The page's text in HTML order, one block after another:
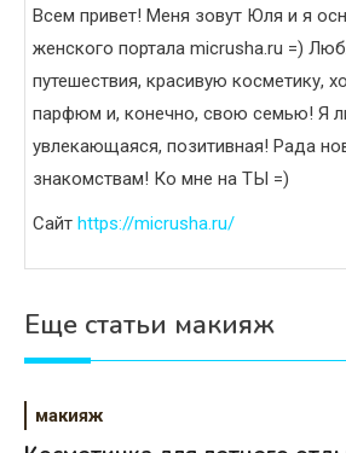
Всем привет! Меня зовут Юля и я
женского портала micrusha.ru =)
путешествия, красивую косметику,
парфюм и, конечно, свою семью! Я
увлекающаяся, позитивная! Рада
знакомствам! Ко мне на ТЫ =)
Сайт https://micrusha.ru/
Еще статьи макияж
макияж